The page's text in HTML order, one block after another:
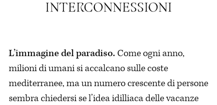
L’immagine del paradiso. Come ogni anno,
milioni di umani si accalcano sulle coste
mediterranee, ma un numero crescente di persone
sembra chiedersi se l’idea idilliaca delle vacanze